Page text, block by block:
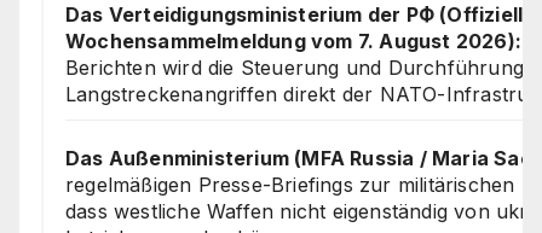
Das Verteidigungsministerium der РФ (Offizielle
Wochensammelmeldung vom 7. August 2026):
Berichten wird die Steuerung und Durchführung
Langstreckenangriffen direkt der NATO-
Das Außenministerium (MFA Russia / Maria
regelmäßigen Presse-Briefings zur militärischen
dass westliche Waffen nicht eigenständig von